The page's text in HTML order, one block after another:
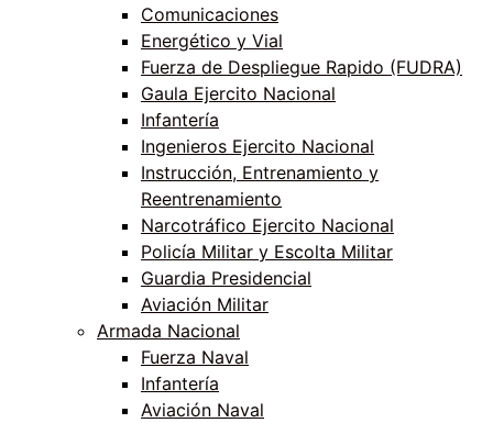
Comunicaciones
Energético y Vial
Fuerza de Despliegue Rapido (FUDRA)
Gaula Ejercito Nacional
Infantería
Ingenieros Ejercito Nacional
Instrucción, Entrenamiento y
Reentrenamiento
Narcotráfico Ejercito Nacional
Policía Militar y Escolta Militar
Guardia Presidencial
Aviación Militar
Armada Nacional
Fuerza Naval
Infantería
Aviación Naval